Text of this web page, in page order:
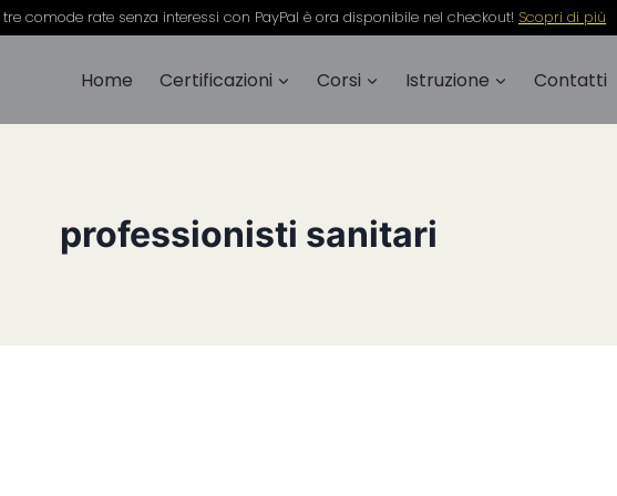
comode rate senza interessi con PayPal è ora disponibile nel checkout! Scopri di più
Home Certificazioni Corsi Istruzione Contatti
professionisti sanitari